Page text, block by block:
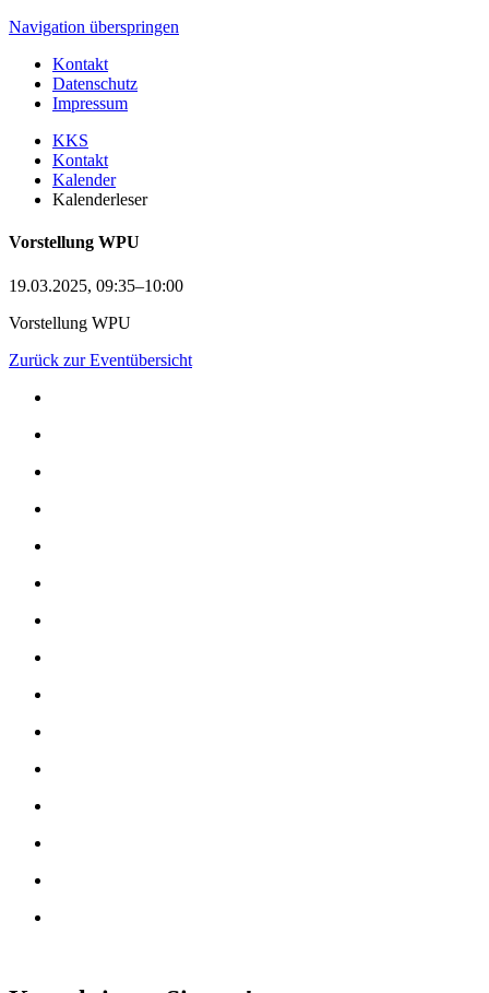
Navigation überspringen
Kontakt
Datenschutz
Impressum
KKS
Kontakt
Kalender
Kalenderleser
Vorstellung WPU
19.03.2025, 09:35–10:00
Vorstellung WPU
Zurück zur Eventübersicht